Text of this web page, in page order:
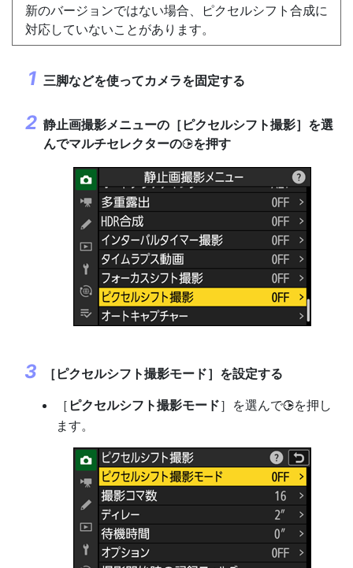
新のバージョンではない場合、ピクセルシフト合成に
対応していないことがあります。
三脚などを使ってカメラを固定する
静止画撮影メニューの［ ピクセルシフト撮影］を選
んでマルチセレクターの2を押す
［ ピクセルシフト撮影モード］を設定する
［ ピクセルシフト撮影モード］を選んで2を押し
ます。